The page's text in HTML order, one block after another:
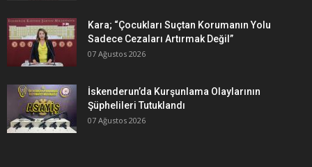
Kara; “Çocukları Suçtan Korumanın Yolu
Sadece Cezaları Artırmak Değil”
07 Ağustos 2026
İskenderun’da Kurşunlama Olaylarının
Şüphelileri Tutuklandı
07 Ağustos 2026